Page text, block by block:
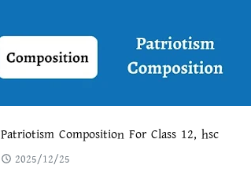
Patriotism Composition For Class 12, hsc
2025/12/25